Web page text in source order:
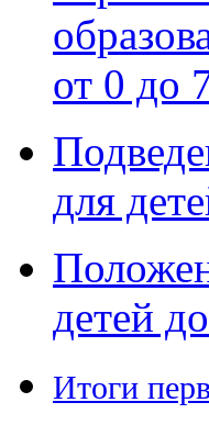
от 0 до
для
детей
Итоги